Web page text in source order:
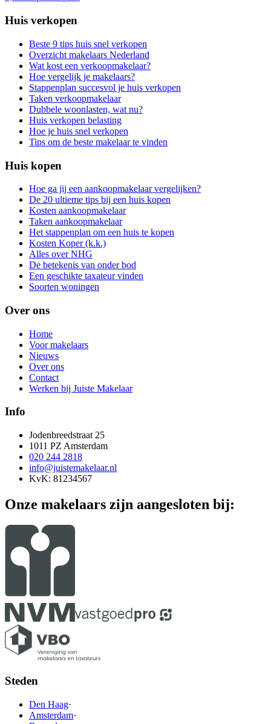
Huis verkopen
Beste 9 tips huis snel verkopen
Overzicht makelaars Nederland
Wat kost een verkoopmakelaar?
Hoe vergelijk je makelaars?
Stappenplan succesvol je huis verkopen
Taken verkoopmakelaar
Dubbele woonlasten, wat nu?
Huis verkopen belasting
Hoe je huis snel verkopen
Tips om de beste makelaar te vinden
Huis kopen
Hoe ga jij een aankoopmakelaar vergelijken?
De 20 ultieme tips bij een huis kopen
Kosten aankoopmakelaar
Taken aankoopmakelaar
Het stappenplan om een huis te kopen
Kosten Koper (k.k.)
Alles over NHG
De betekenis van onder bod
Een geschikte taxateur vinden
Soorten woningen
Over ons
Home
Voor makelaars
Nieuws
Over ons
Contact
Werken bij Juiste Makelaar
Info
Jodenbreedstraat 25
1011 PZ Amsterdam
020 244 2818
info@juistemakelaar.nl
KvK: 81234567
Onze makelaars zijn aangesloten bij:
Steden
Den Haag·
Amsterdam·